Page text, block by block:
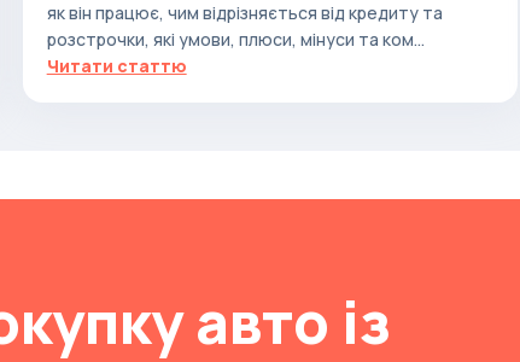
як він працює, чим відрізняється від кредиту та
розстрочки, які умови, плюси, мінуси та ком...
Читати статтю
авто із